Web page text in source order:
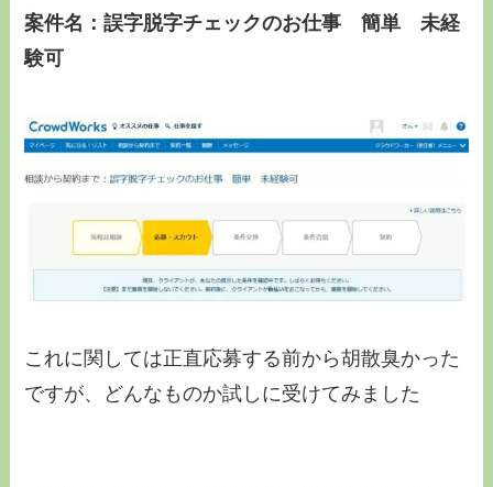
案件名：誤字脱字チェックのお仕事 簡単 未経
験可
これに関しては正直応募する前から胡散臭かった
ですが、どんなものか試しに受けてみました